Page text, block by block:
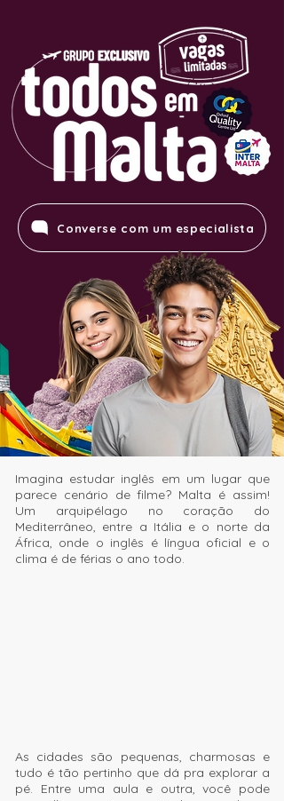
Converse com um especialista
Imagina estudar inglês em um lugar que
parece cenário de filme? Malta é assim!
Um arquipélago no coração do
Mediterrâneo, entre a Itália e o norte da
África, onde o inglês é língua oficial e o
clima é de férias o ano todo.
As cidades são pequenas, charmosas e
tudo é tão pertinho que dá pra explorar a
pé. Entre uma aula e outra, você pode